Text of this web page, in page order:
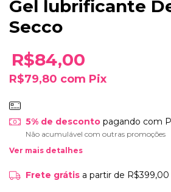
Gel lubrificante
Secco
R$84,00
R$79,80 com Pix
5% de descontopagando com
Não acumulável com outras promoções
Ver mais detalhes
Frete grátis a partir de R$399,00